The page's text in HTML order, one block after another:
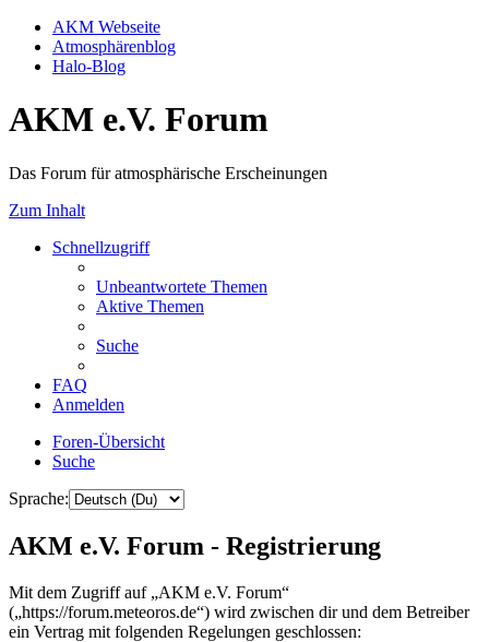
AKM Webseite
Atmosphärenblog
Halo-Blog
AKM e.V. Forum
Das Forum für atmosphärische Erscheinungen
Zum Inhalt
Schnellzugriff
Unbeantwortete Themen
Aktive Themen
Suche
FAQ
Anmelden
Foren-Übersicht
Suche
Sprache:
AKM e.V. Forum - Registrierung
Mit dem Zugriff auf „AKM e.V. Forum“
(„https://forum.meteoros.de“) wird zwischen dir und dem Betreiber
ein Vertrag mit folgenden Regelungen geschlossen: